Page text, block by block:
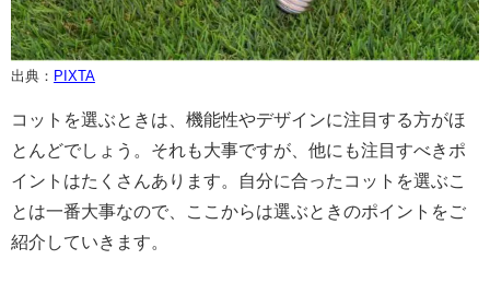
出典： PIXTA
コットを選ぶときは、機能性やデザインに注目する方がほ
とんどでしょう。それも大事ですが、他にも注目すべきポ
イントはたくさんあります。自分に合ったコットを選ぶこ
とは一番大事なので、ここからは選ぶときのポイントをご
紹介していきます。